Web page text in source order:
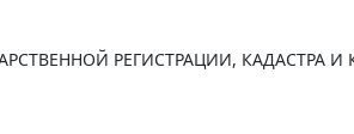
РЕГИСТРАЦИИ, КАДАСТРА И